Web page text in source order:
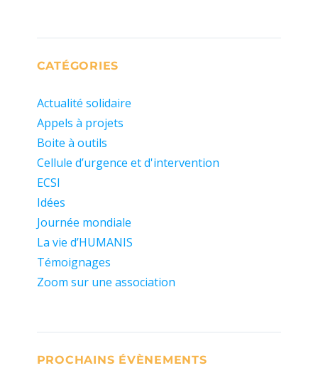
CATÉGORIES
Actualité solidaire
Appels à projets
Boite à outils
Cellule d’urgence et d'intervention
ECSI
Idées
Journée mondiale
La vie d’HUMANIS
Témoignages
Zoom sur une association
PROCHAINS ÉVÈNEMENTS